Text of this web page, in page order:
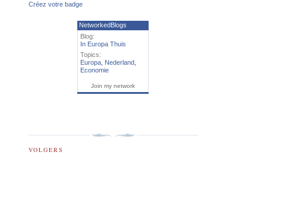
Créez votre badge
NetworkedBlogs
Blog:
In Europa Thuis
Topics:
Europa Nederland
Economie
Join my network
VOLGERS